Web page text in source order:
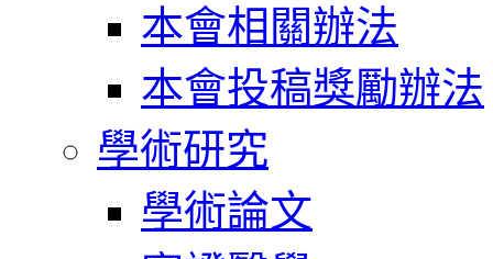
本會相關辦法
本會投稿獎勵辦法
學術研究
學術論文